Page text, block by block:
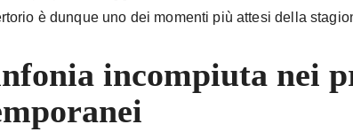
è dunque uno dei momenti più attesi della
incompiuta nei